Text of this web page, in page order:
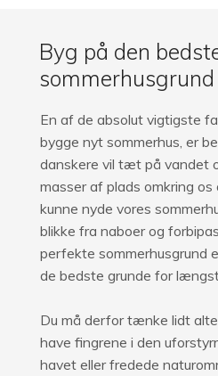
Byg på den
sommerhusgrund
En af de absolut vigtigste
bygge nyt sommerhus, er
danskere vil tæt på vandet
masser af plads omkring
kunne nyde vores
blikke fra naboer og
perfekte sommerhusgrund
de bedste grunde for
Du må derfor tænke lidt
have fingrene i den
havet eller fredede